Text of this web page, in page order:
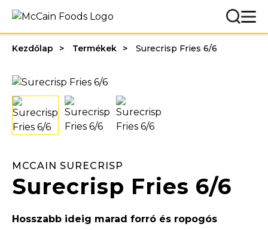
Kezdőlap Termékek Surecrisp Fries 6/6
MCCAIN SURECRISP
Surecrisp Fries 6/6
Hosszabb ideig marad forró és ropogós